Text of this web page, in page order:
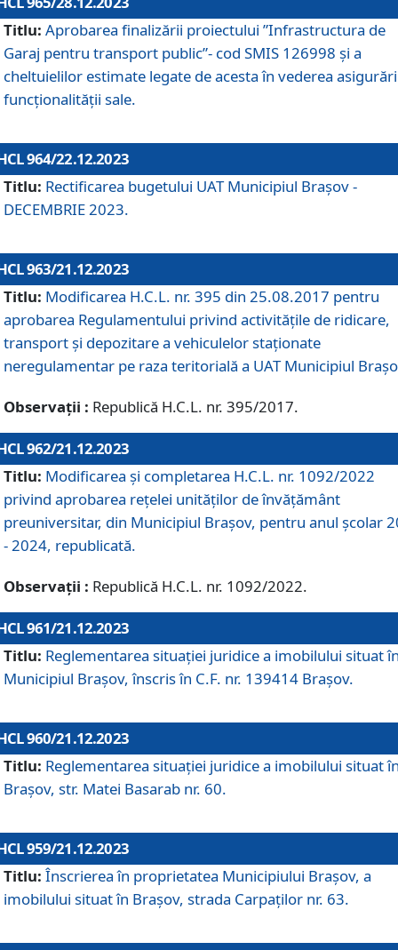
Titlu: Aprobarea finalizării proiectului ”Infrastructura de
Garaj pentru transport public”- cod SMIS 126998 și a
cheltuielilor estimate legate de acesta în vederea
funcționalității sale.
964/22.12.2023
Titlu: Rectificarea bugetului UAT Municipiul Braşov -
DECEMBRIE 2023.
963/21.12.2023
Titlu: Modificarea H.C.L. nr. 395 din 25.08.2017 pentru
aprobarea Regulamentului privind activitățile de ridicare,
transport şi depozitare a vehiculelor staționate
neregulamentar pe raza teritorială a UAT Municipiul
Observații : Republică H.C.L. nr. 395/2017.
962/21.12.2023
Titlu: Modificarea și completarea H.C.L. nr. 1092/2022
privind aprobarea rețelei unităților de învăţământ
preuniversitar, din Municipiul Braşov, pentru anul școlar
- 2024, republicată.
Observații : Republică H.C.L. nr. 1092/2022.
961/21.12.2023
Titlu: Reglementarea situației juridice a imobilului situat
Municipiul Brașov, înscris în C.F. nr. 139414 Brașov.
960/21.12.2023
Titlu: Reglementarea situației juridice a imobilului situat
Brașov, str. Matei Basarab nr. 60.
959/21.12.2023
Titlu: Înscrierea în proprietatea Municipiului Brașov, a
imobilului situat în Brașov, strada Carpaților nr. 63.